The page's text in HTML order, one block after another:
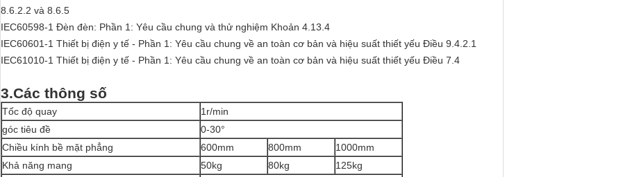
8.6.2.2 và 8.6.5
IEC60598-1 Đèn đèn: Phần 1: Yêu cầu chung và thử nghiệm Khoản 4.13.4
IEC60601-1 Thiết bị điện y tế - Phần 1: Yêu cầu chung về an toàn cơ bản và hiệu suất thiết yếu Điều 9.4.2.1
IEC61010-1 Thiết bị điện y tế - Phần 1: Yêu cầu chung về an toàn cơ bản và hiệu suất thiết yếu Điều 7.4
3.Các thông số
Tốc độ quay
1r/min
góc tiêu đề
0-30°
Chiều kính bề mặt phẳng
600mm 800mm
1000mm
Khả năng mang
50kg 80kg
125kg